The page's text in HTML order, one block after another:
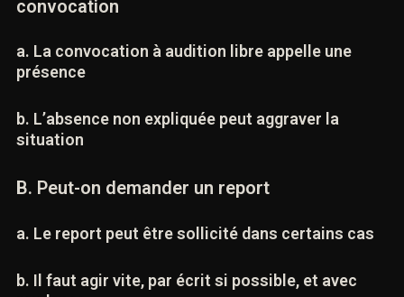
convocation
a. La convocation à audition libre appelle une
présence
b. L’absence non expliquée peut aggraver la
situation
B. Peut-on demander un report
a. Le report peut être sollicité dans certains cas
b. Il faut agir vite, par écrit si possible, et avec